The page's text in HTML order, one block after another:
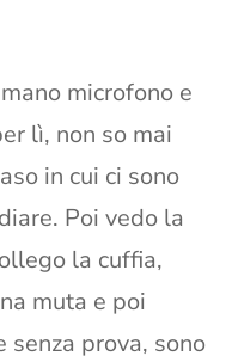
microfono e
lì, non so mai
in cui ci sono
Poi vedo la
la cuffia,
muta e poi
senza prova, sono